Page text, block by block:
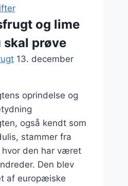
og lime
skal prøve
13. december
oprindelse og
også kendt som
stammer fra
hvor den har været
Den blev
af europæiske